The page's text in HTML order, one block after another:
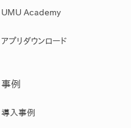
UMU Academy
アプリダウンロード
事例
導入事例